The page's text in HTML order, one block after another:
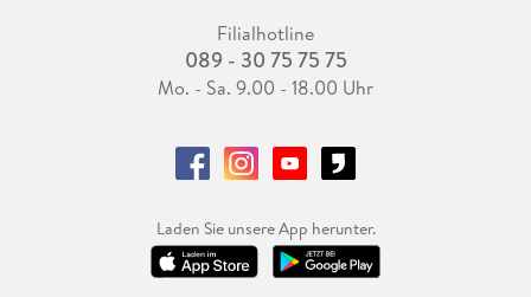
Filialhotline
089 - 30 75 75 75
Mo. - Sa. 9.00 - 18.00 Uhr
Laden Sie unsere App herunter.